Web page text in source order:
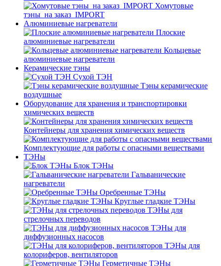
Хомутовые
тэны_на заказ_IMPORT
Алюминиевые нагреватели
Плоские
алюминиевые нагреватели
Кольцевые
алюминиевые нагреватели
Керамические тэны
Сухой ТЭН
Тэны керамические
воздушные
Оборудование для хранения и транспортировки
химических веществ
Контейнеры для хранения химических веществ
Комплектующие для работы с опасными веществами
ТЭНы
Блок ТЭНы
Гальванические
нагреватели
Оребренные ТЭНы
Круглые гладкие ТЭНы
ТЭНы для
стрелочных переводов
ТЭНы для
диффузионных насосов
ТЭНы для
колориферов, вентиляторов
Герметичные ТЭНы